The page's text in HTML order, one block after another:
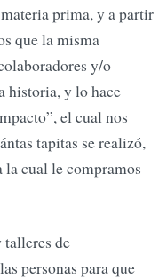
prima, y a partir
que la misma
y/o
historia, y lo hace
el cual nos
tapitas se realizó,
cual le compramos
de
personas para que